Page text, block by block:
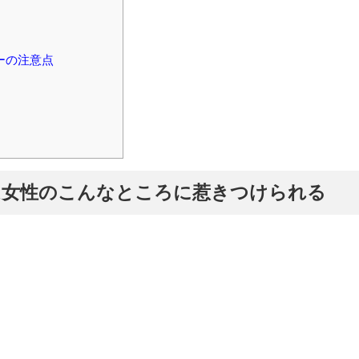
の注意点
性のこんなところに惹きつけられる